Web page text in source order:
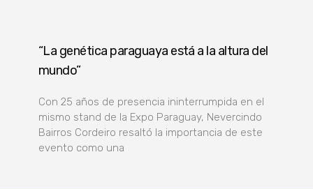
“La genética paraguaya está a la altura del
mundo”
Con 25 años de presencia ininterrumpida en el
mismo stand de la Expo Paraguay, Nevercindo
Bairros Cordeiro resaltó la importancia de este
evento como una